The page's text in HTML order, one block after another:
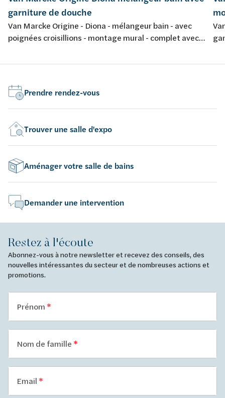
garniture de douche
Van Marcke Origine - Diona - mélangeur bain - avec
poignées croisillions - montage mural - complet avec
Prendre rendez-vous
Trouver une salle d'expo
Aménager votre salle de bains
Demander une intervention
Restez à l'écoute
Abonnez-vous à notre newsletter et recevez des conseils, des
nouvelles intéressantes du secteur et de nombreuses actions et
promotions.
Prénom
Nom de famille
Email